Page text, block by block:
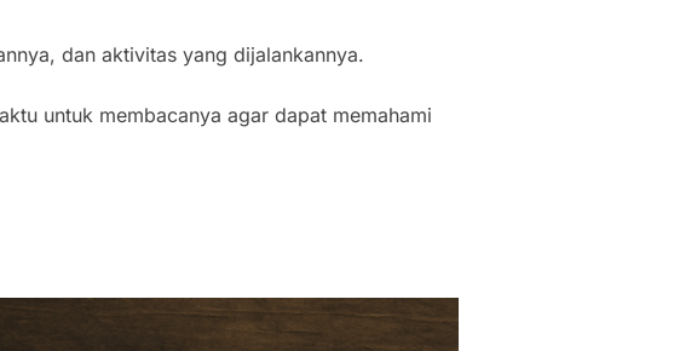
dan aktivitas yang dijalankannya.
untuk membacanya agar dapat memahami